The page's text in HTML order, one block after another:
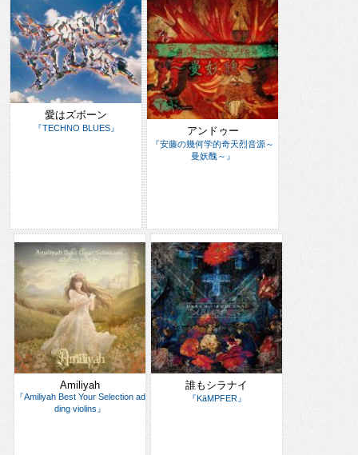
愛はズボーン
『TECHNO BLUES』 アンドゥー
『安藤の幾何学的奇天烈音源～
曼妖醜～』
Amiliyah
『Amiliyah Best Your Selection ad
ding violins』
誰もシラナイ
『KäMPFER』